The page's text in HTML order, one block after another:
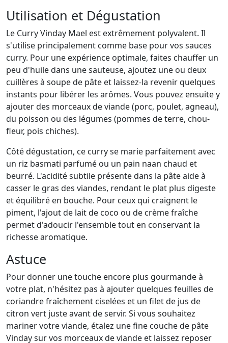
Utilisation et Dégustation
Le Curry Vinday Mael est extrêmement polyvalent. Il
s'utilise principalement comme base pour vos sauces
curry. Pour une expérience optimale, faites chauffer un
peu d'huile dans une sauteuse, ajoutez une ou deux
cuillères à soupe de pâte et laissez-la revenir quelques
instants pour libérer les arômes. Vous pouvez ensuite y
ajouter des morceaux de viande (porc, poulet, agneau),
du poisson ou des légumes (pommes de terre, chou-
fleur, pois chiches).
Côté dégustation, ce curry se marie parfaitement avec
un riz basmati parfumé ou un pain naan chaud et
beurré. L'acidité subtile présente dans la pâte aide à
casser le gras des viandes, rendant le plat plus digeste
et équilibré en bouche. Pour ceux qui craignent le
piment, l'ajout de lait de coco ou de crème fraîche
permet d'adoucir l'ensemble tout en conservant la
richesse aromatique.
Astuce
Pour donner une touche encore plus gourmande à
votre plat, n'hésitez pas à ajouter quelques feuilles de
coriandre fraîchement ciselées et un filet de jus de
citron vert juste avant de servir. Si vous souhaitez
mariner votre viande, étalez une fine couche de pâte
Vinday sur vos morceaux de viande et laissez reposer